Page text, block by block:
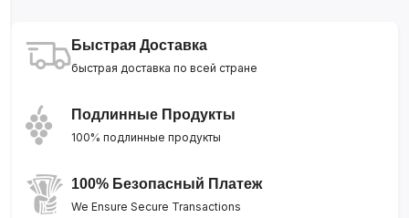
Быстрая Доставка
быстрая доставка по всей стране
Подлинные Продукты
100% подлинные продукты
100% Безопасный Платеж
We Ensure Secure Transactions